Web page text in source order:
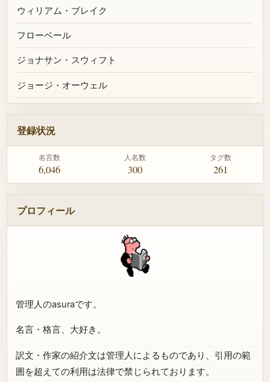
ウィリアム・ブレイク
フローベール
ジョナサン・スウィフト
ジョージ・オーウェル
登録状況
名言数
6,046
人名数
300
タグ数
261
プロフィール
管理人のasuraです。
名言・格言、大好き。
訳文・作家の紹介文は管理人によるものであり、引用の範
囲を超えての利用は法律で禁じられております。